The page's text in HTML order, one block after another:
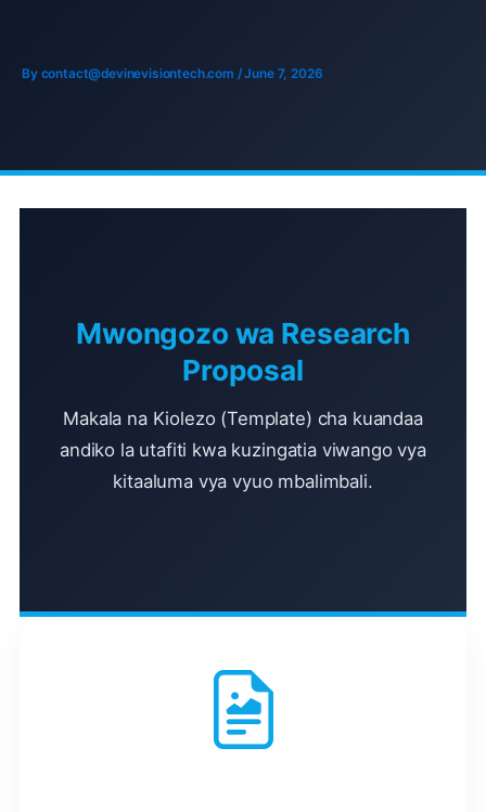
content
By contact@devinevisiontech.com /June 7, 2026
Mwongozo wa Research
Proposal
Makala na Kiolezo (Template) cha kuandaa
andiko la utafiti kwa kuzingatia viwango vya
kitaaluma vya vyuo mbalimbali.